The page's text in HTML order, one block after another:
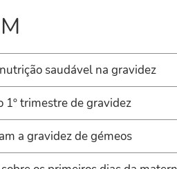
saudável na gravidez
1º trimestre de gravidez
a gravidez de gémeos